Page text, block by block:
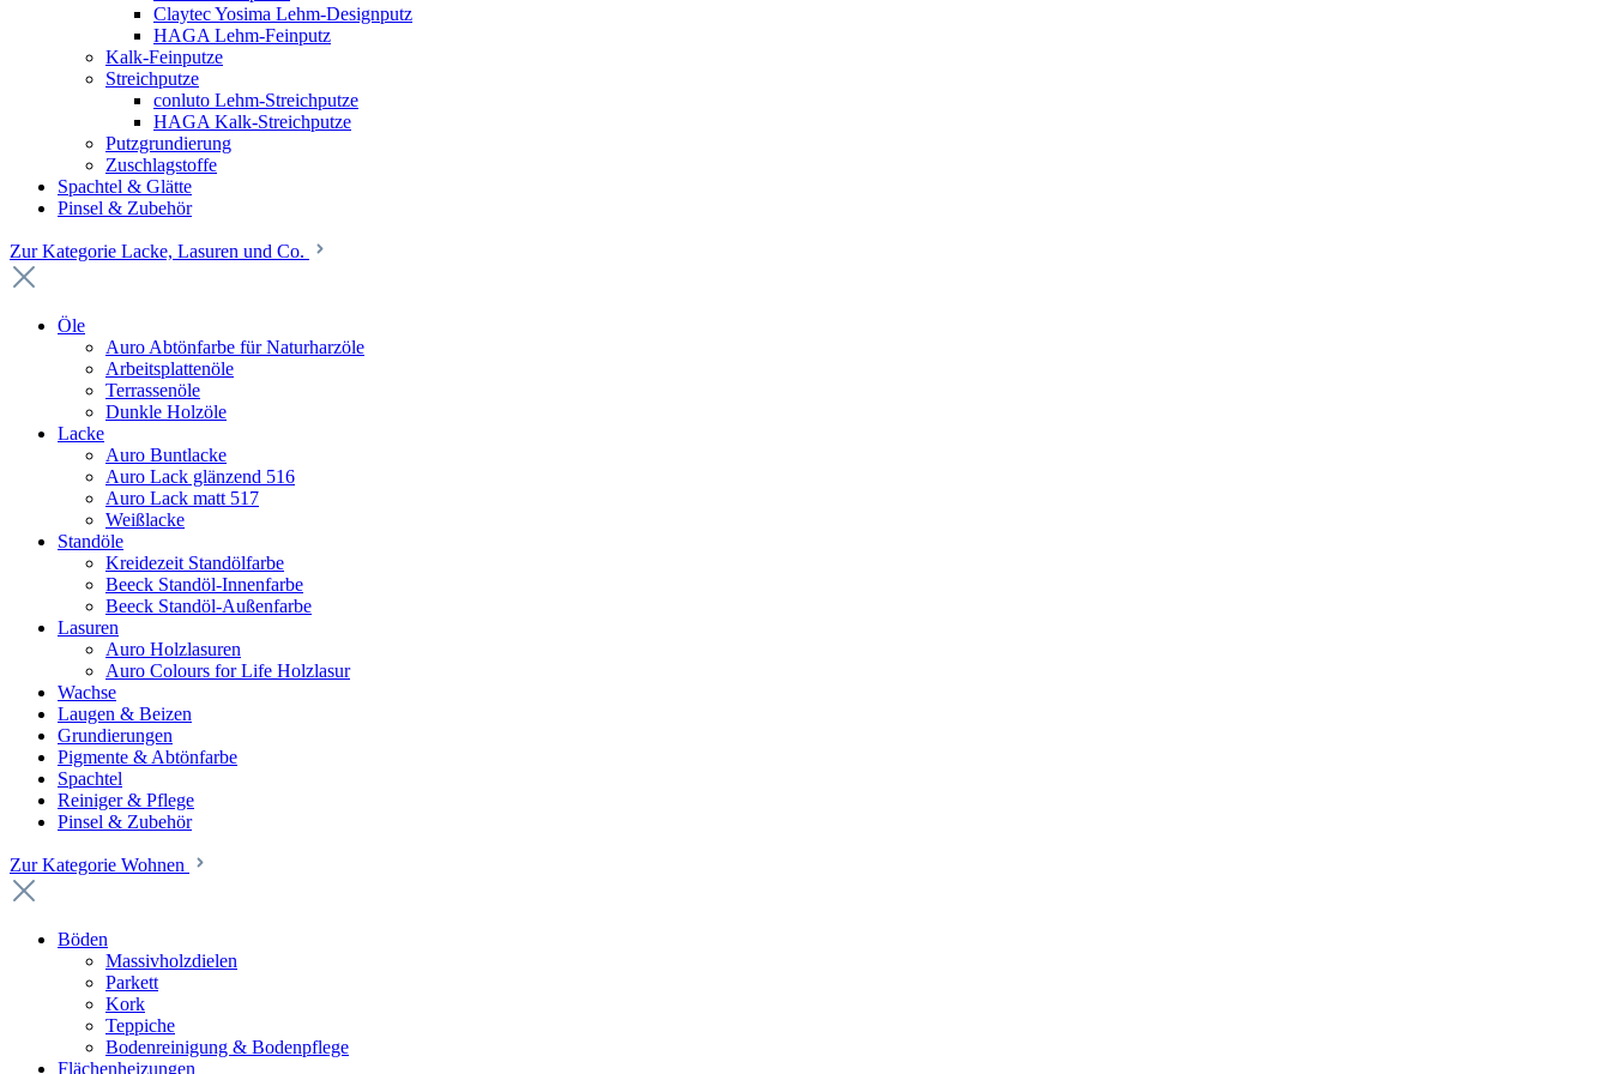
Claytec Yosima Lehm-Designputz
HAGA Lehm-Feinputz
Kalk-Feinputze
Streichputze
conluto Lehm-Streichputze
HAGA Kalk-Streichputze
Putzgrundierung
Zuschlagstoffe
Spachtel & Glätte
Pinsel & Zubehör
Zur Kategorie Lacke, Lasuren und Co.
Öle
Auro Abtönfarbe für Naturharzöle
Arbeitsplattenöle
Terrassenöle
Dunkle Holzöle
Lacke
Auro Buntlacke
Auro Lack glänzend 516
Auro Lack matt 517
Weißlacke
Standöle
Kreidezeit Standölfarbe
Beeck Standöl-Innenfarbe
Beeck Standöl-Außenfarbe
Lasuren
Auro Holzlasuren
Auro Colours for Life Holzlasur
Wachse
Laugen & Beizen
Grundierungen
Pigmente & Abtönfarbe
Spachtel
Reiniger & Pflege
Pinsel & Zubehör
Zur Kategorie Wohnen
Böden
Massivholzdielen
Parkett
Kork
Teppiche
Bodenreinigung & Bodenpflege
Flächenheizungen